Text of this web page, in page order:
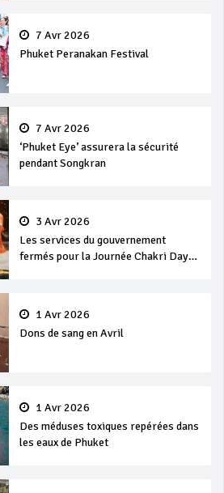
7 Avr 2026
Phuket Peranakan Festival
7 Avr 2026
‘Phuket Eye’ assurera la sécurité
pendant Songkran
3 Avr 2026
Les services du gouvernement
fermés pour la Journée Chakri Day
1 Avr 2026
Dons de sang en Avril
1 Avr 2026
Des méduses toxiques repérées dans
les eaux de Phuket